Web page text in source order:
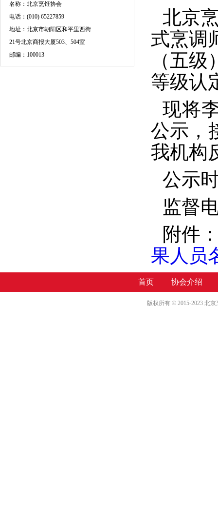
名称：北京烹饪协会
电话：(010) 65227859
地址：北京市朝阳区和平里西街
21号北京商报大厦503、504室
邮编：100013
北京
式烹调
（五
等级认
现将
公示，
我机构
公示
监督
附件
果人员
首页 协会介绍
版权所有 © 2015-2023 北